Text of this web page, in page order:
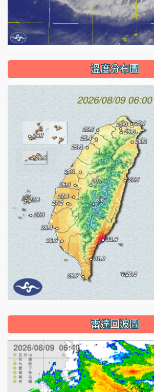
溫度分布圖
雷達回波圖